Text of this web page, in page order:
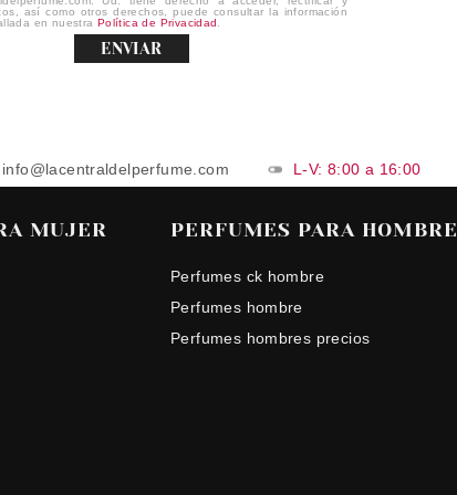
así como otros derechos, puede consultar la información
en nuestra Política de Privacidad
ENVIAR
info@lacentraldelperfume.com L-V: 8:00 a 16:00
MUJER PERFUMES PARA HOMBRE
Perfumes ck hombre
Perfumes hombre
Perfumes hombres precios